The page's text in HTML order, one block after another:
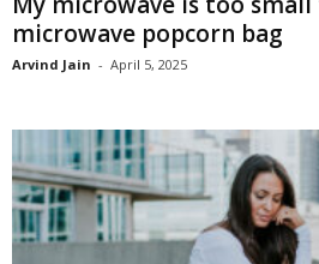
microwave popcorn bag
Arvind Jain - April 5, 2025